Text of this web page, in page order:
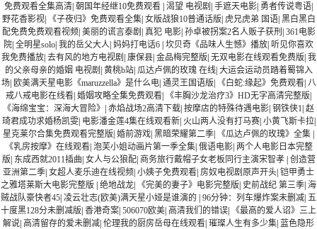
免费观看全集高清| 朝国年经继10免费观看 | 渴望 电视剧 | 手遮天电影| 勇者传说粤语|
野花香影视| 《子夜归》免费观看全集| 女版战狼10普通话版| 虎兄虎弟 国语| 黑白黑白
配免费免费观看视频| 美丽的谎言泰剧 | 真犯 电影| 孙卓被拐案2名人贩子获刑 | 361电影
院| 全明星solo| 我的岳父大人| 妈妈打电话6 | 坎贝奇《品味人生憾》播放| 听见你喜欢
我免费播放| 去有风的地方电视剧 | 康保县| 金品梅完整版| 无双电影在线观看免费版| 我
的父亲母亲的婚姻 电视剧 | 黄桃b站| 瓜达卢佩的玫瑰 在线| 大运会运动员踏着蜀锦入
场| 欧美满天星电影《maruzzella》是什么电| 通灵王国语版| 《白蛇:缘起》免费观看| 八
戒八戒电影在线看| 婚姻攻略全集免费观看| 《丰胸沙龙治疗3》HD无字高清完整版|
《海绵宝宝：深海大冒险》 | 赤焰战场2高清下载| 按摩店的特殊待遇电影| 钢铁侠1| 赵
琦君成功求婚杨凯雯| 电影潘金莲4集在线观看新| 火山两人没有打马赛| 小黄飞斯卡拉|
星克莱尔合集免费观看完整版| 婚前游戏| 黑暗荣耀第二季| 《瓜达卢佩的玫瑰》全集 |
《乳房按摩》在线观看| 泡芙小姐动画片第一季全集| 俄语电影| 两个人电影日本完整
版| 东成西就2011插曲| 女人与公狼配| 商务旅行戴帽子女老板同行主演宋智孝 | 创造营
亚洲第二季| 女超人麦乐迪在线视频| 小姨子免费观看| 房奴电视剧原声开头| 铠甲勇士
之雅塔莱斯大电影完整版 | 绝地战龙| 《完美的妻子》电影完整版| 史前战纪 第三季| 海
贼战队豪快者45| 凌云壮志(欧美)满天星小娅是谁演的 | 96分钟：列车爆炸案未删减| 五
十度黑128分未删减版| 香港奇案| 506070欧美| 高清我们的错误|
《最高的爱人诏》三上
解说| 高清留存的爱未删减| 伦理我的厨房岳母在线观看| 璀璨人生有多少集| 蓝色隐形